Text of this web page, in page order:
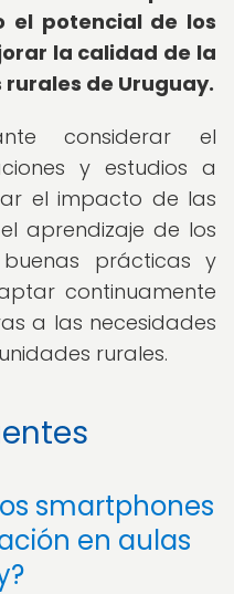
el potencial de los
la calidad de la
de Uruguay.
considerar el
y estudios a
el impacto de las
aprendizaje de los
buenas prácticas y
continuamente
a las necesidades
rurales.
smartphones
en aulas